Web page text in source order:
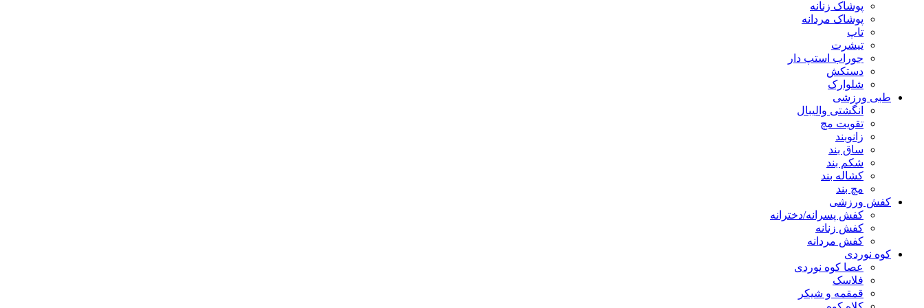
پوشاک زنانه
پوشاک مردانه
تاپ
تیشرت
جوراب استپ دار
دستکش
شلوارک
طبی ورزشی
انگشتی واليبال
تقویت مچ
زانوبند
ساق بند
شکم بند
کشاله بند
مچ بند
کفش ورزشی
کفش پسرانه/دخترانه
کفش زنانه
کفش مردانه
کوه نوردی
عصا کوه نوردی
فلاسک
قمقمه و شیکر